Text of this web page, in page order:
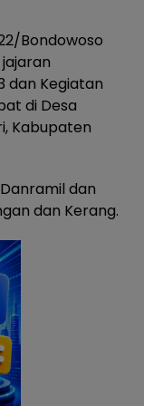
Bondowoso
dan Kegiatan
di Desa
Kabupaten
dan
dan Kerang.